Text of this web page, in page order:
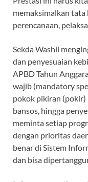
memaksimalkan
perencanaan,
Sekda Washil
dan penyesuaian
APBD Tahun
wajib (mandatory
pokok pikiran (pokir)
bansos, hingga
meminta setiap
dengan prioritas
benar di Sistem
dan bisa